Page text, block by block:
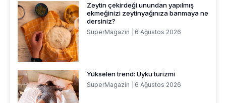
Zeytin çekirdeği unundan yapılmış
ekmeğinizi zeytinyağınıza banmaya ne
dersiniz?
SuperMagazin 6 Ağustos 2026
Yükselen trend: Uyku turizmi
SuperMagazin 6 Ağustos 2026